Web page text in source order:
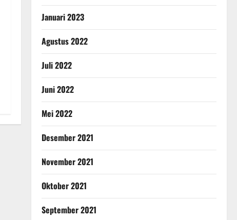
Januari 2023
Agustus 2022
Juli 2022
Juni 2022
Mei 2022
Desember 2021
November 2021
Oktober 2021
September 2021